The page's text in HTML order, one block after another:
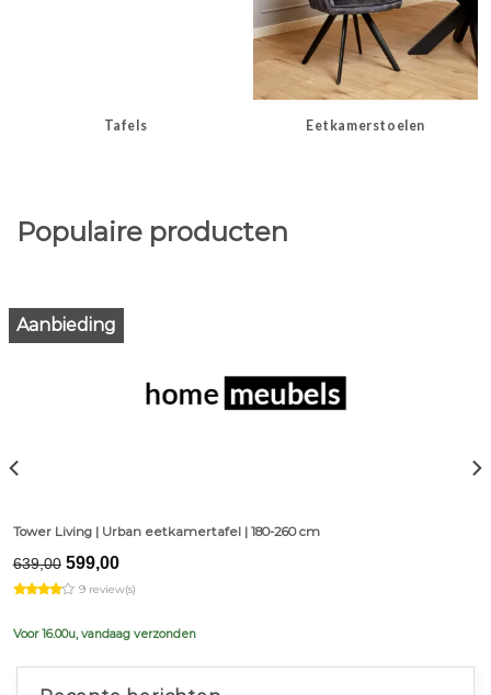
Tafels Eetkamerstoelen
Populaire producten
Aanbieding
Tower Living | Urban eetkamertafel | 180-260 cm
639,00 Original
price
was:
599,00Current
is:
9 review(s)
Voor 16.00u, vandaag verzonden